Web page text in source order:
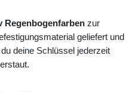
Regenbogenfarben zur
geliefert und
deine Schlüssel jederzeit